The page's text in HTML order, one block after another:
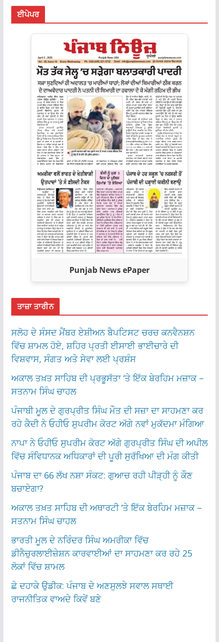
ਈਪੇਪਰ
Punjab News ePaper
ਤਾਜ਼ਾ ਤਾਰੀਨ
ਸਲੋਹ ਦੇ ਸੰਸਦ ਮੈਂਬਰ ਏਸ਼ੀਅਨ ਬੈਪਟਿਸਟ ਚਰਚ ਕਨਵੈਨਸ਼ਨ
ਵਿੱਚ ਸ਼ਾਮਲ ਹੋਏ, ਸ਼ਹਿਰ ਪ੍ਰਤੀ ਈਸਾਈ ਭਾਈਚਾਰੇ ਦੀ
ਵਿਸ਼ਵਾਸ, ਸੰਗਤ ਅਤੇ ਸੇਵਾ ਲਈ ਪ੍ਰਸ਼ੰਸ
ਅਕਾਲ ਤਖ਼ਤ ਸਾਹਿਬ ਦੀ ਪ੍ਰਭੂਸੱਤਾ ‘ਤੇ ਇੱਕ ਬੇਰਹਿਮ ਮਜ਼ਾਕ –
ਸਤਨਾਮ ਸਿੰਘ ਚਾਹਲ
ਪੰਜਾਬੀ ਮੂਲ ਦੇ ਗੁਰਪ੍ਰੀਤ ਸਿੰਘ ਮੌਤ ਦੀ ਸਜ਼ਾ ਦਾ ਸਾਹਮਣਾ ਕਰ
ਰਹੇ ਕੈਦੀ ਨੇ ਓਹੀਓ ਸੁਪਰੀਮ ਕੋਰਟ ਅੱਗੇ ਨਵਾਂ ਮੁਕੱਦਮਾ ਮੰਗਿਆ
ਨਾਪਾ ਨੇ ਓਹੀਓ ਸੁਪਰੀਮ ਕੋਰਟ ਅੱਗੇ ਗੁਰਪ੍ਰੀਤ ਸਿੰਘ ਦੀ ਅਪੀਲ
ਵਿੱਚ ਸੰਵਿਧਾਨਕ ਅਧਿਕਾਰਾਂ ਦੀ ਪੂਰੀ ਸੁਰੱਖਿਆ ਦੀ ਮੰਗ ਕੀਤੀ
ਪੰਜਾਬ ਦਾ 66 ਲੱਖ ਨਸ਼ਾ ਸੰਕਟ: ਗੁਆਚ ਰਹੀ ਪੀੜ੍ਹੀ ਨੂੰ ਕੌਣ
ਬਚਾਏਗਾ?
ਅਕਾਲ ਤਖ਼ਤ ਸਾਹਿਬ ਦੀ ਅਥਾਰਟੀ ‘ਤੇ ਇੱਕ ਬੇਰਹਿਮ ਮਜ਼ਾਕ –
ਸਤਨਾਮ ਸਿੰਘ ਚਾਹਲ
ਭਾਰਤੀ ਮੂਲ ਦੇ ਨਰਿੰਦਰ ਸਿੰਘ ਅਮਰੀਕਾ ਵਿੱਚ
ਡੀਨੈਚੁਰਲਾਈਜ਼ੇਸ਼ਨ ਕਾਰਵਾਈਆਂ ਦਾ ਸਾਹਮਣਾ ਕਰ ਰਹੇ 25
ਲੋਕਾਂ ਵਿੱਚ ਸ਼ਾਮਲ
ਛੇ ਦਹਾਕੇ ਉਡੀਕ: ਪੰਜਾਬ ਦੇ ਅਣਸੁਲਝੇ ਸਵਾਲ ਸਥਾਈ
ਰਾਜਨੀਤਿਕ ਵਾਅਦੇ ਕਿਵੇਂ ਬਣੇ